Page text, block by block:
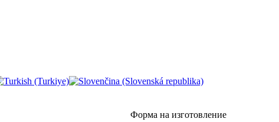
Форма на изготовление